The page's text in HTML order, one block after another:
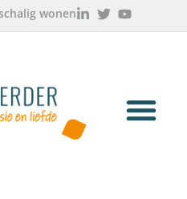
wonen